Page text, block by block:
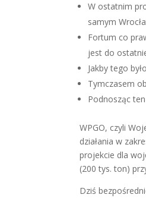
W ostatnim
samym
Fortum co
jest do
Jakby tego
Tymczasem
Podnosząc
WPGO, czyli
działania w
projekcie dla
(200 tys. ton)
Dziś